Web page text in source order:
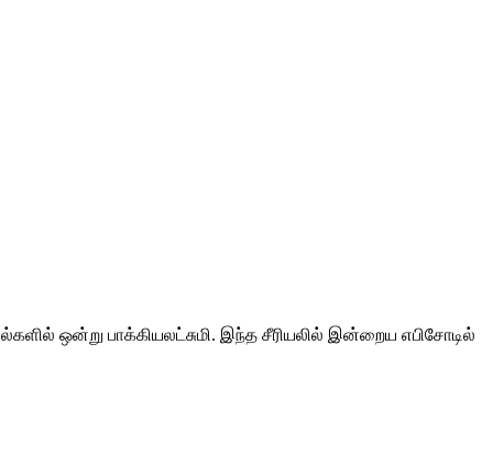
ஒன்று பாக்கியலட்சுமி. இந்த சீரியலில் இன்றைய எபிசோடில்